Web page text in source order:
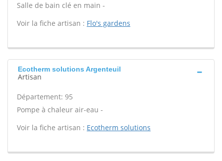
Salle de bain clé en main -
Voir la fiche artisan : Flo's gardens
Ecotherm solutions Argenteuil
Artisan
Département: 95
Pompe à chaleur air-eau -
Voir la fiche artisan : Ecotherm solutions